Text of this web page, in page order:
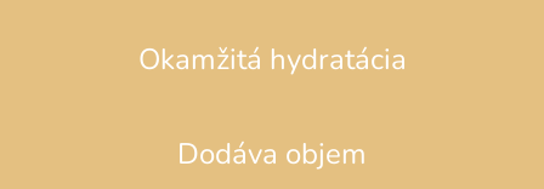
Okamžitá hydratácia
Dodáva objem